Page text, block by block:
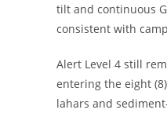
tilt and continuous
consistent with
Alert Level 4 still
entering the eight
lahars and